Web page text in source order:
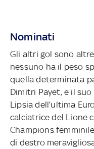
Nominati
Gli altri gol sono
nessuno ha il peso
quella determinata
Dimitri Payet, e il
Lipsia dell’ultima
calciatrice del Lione
Champions
di destro